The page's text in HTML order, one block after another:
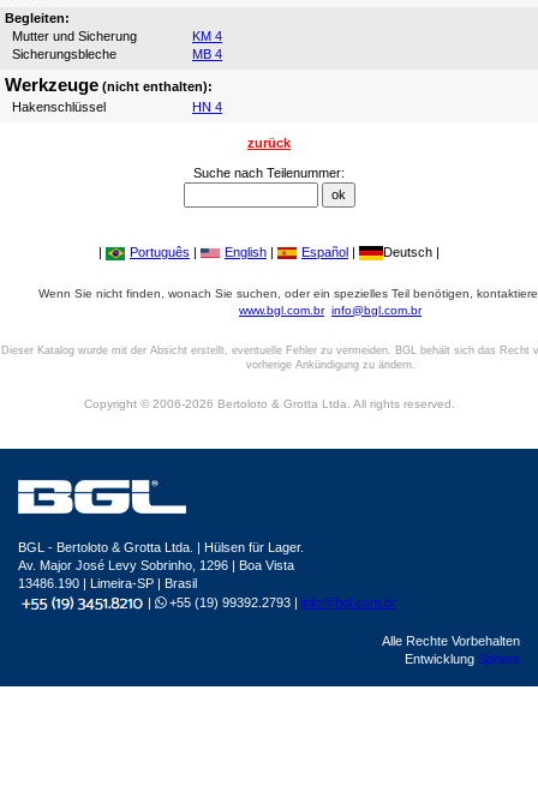
Begleiten:
Mutter und Sicherung
KM 4
Sicherungsbleche
MB 4
Werkzeuge (nicht enthalten):
Hakenschlüssel
HN 4
zurück
Suche nach Teilenummer:
| Português | English | Español | Deutsch |
Wenn Sie nicht finden, wonach Sie suchen, oder ein spezielles Teil benötigen,
www.bgl.com.br info@bgl.com.br
Dieser Katalog wurde mit der Absicht erstellt, eventuelle Fehler zu vermeiden. BGL behält sich das Recht
vorherige Ankündigung zu ändern.
Copyright © 2006-2026 Bertoloto & Grotta Ltda. All rights reserved.
BGL - Bertoloto & Grotta Ltda. | Hülsen für Lager.
Av. Major José Levy Sobrinho, 1296 | Boa Vista
13486.190 | Limeira-SP | Brasil
|
+55 (19) 99392.2793 | info@bgl.com.br
Alle Rechte Vorbehalten
Entwicklung Sphera